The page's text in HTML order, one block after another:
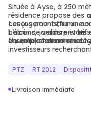
Située à Ayse, à 250
résidence propose des
conçus pour offrir un
L’écrin de verdure et
ensemble harmonieux.
Les logements,
balcons, jardins
équipée,
Un emplacement
investisseurs
PTZ RT 2012
Livraison immédiate